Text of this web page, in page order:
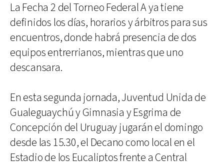
La Fecha 2 del Torneo Federal A ya tiene
definidos los días, horarios y árbitros para sus
encuentros, donde habrá presencia de dos
equipos entrerrianos, mientras que uno
descansara.
En esta segunda jornada, Juventud Unida de
Gualeguaychú y Gimnasia y Esgrima de
Concepción del Uruguay jugarán el domingo
desde las 15.30, el Decano como local en el
Estadio de los Eucaliptos frente a Central